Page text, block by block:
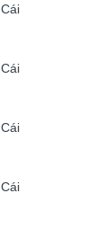
Cái
Cái
Cái
Cái